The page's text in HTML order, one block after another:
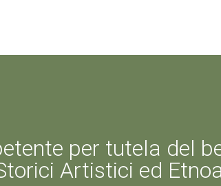
per tutela del
Artistici ed